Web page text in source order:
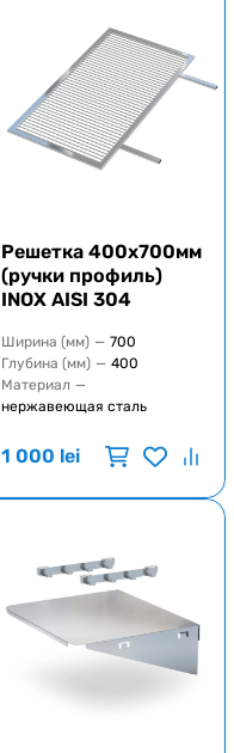
Решетка 400х700мм
(ручки профиль)
INOX AISI 304
Ширина (мм) — 700
Глубина (мм) — 400
Материал —
нержавеющая сталь
1 000 lei